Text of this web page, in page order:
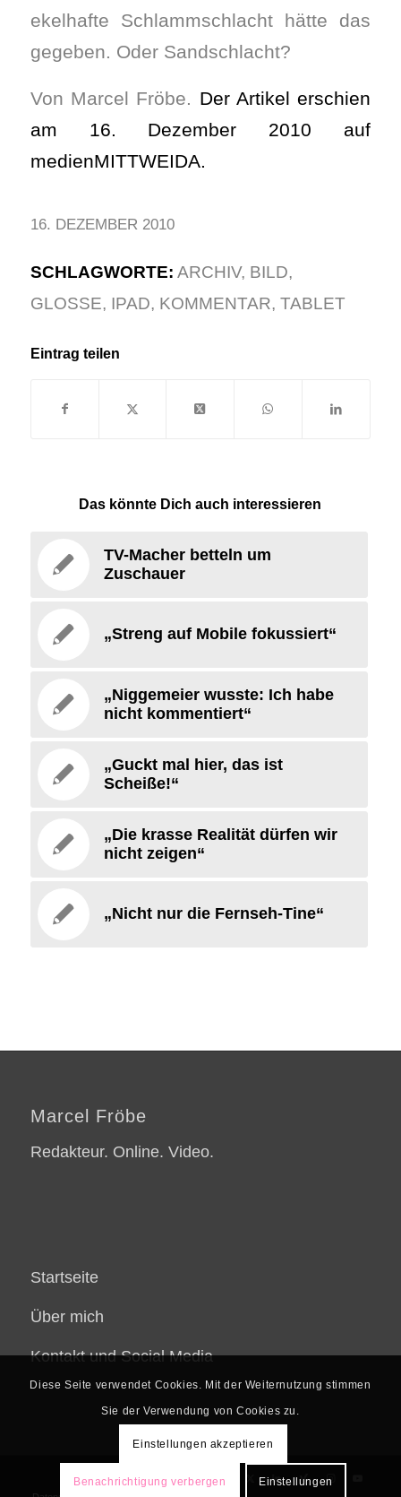
ekelhafte Schlammschlacht hätte das
gegeben. Oder Sandschlacht?
Von Marcel Fröbe. Der Artikel erschien
am 16. Dezember 2010 auf
medienMITTWEIDA.
16. DEZEMBER 2010
SCHLAGWORTE: ARCHIV, BILD,
GLOSSE, IPAD, KOMMENTAR, TABLET
Eintrag teilen
Das könnte Dich auch interessieren
TV-Macher betteln um
Zuschauer
„Streng auf Mobile fokussiert“
„Niggemeier wusste: Ich habe
nicht kommentiert“
„Guckt mal hier, das ist
Scheiße!“
„Die krasse Realität dürfen wir
nicht zeigen“
„Nicht nur die Fernseh-Tine“
Marcel Fröbe
Redakteur. Online. Video.
Startseite
Über mich
Kontakt und Social Media
Diese Seite verwendet Cookies. Mit der Weiternutzung stimmen
Sie der Verwendung von Cookies zu.
Einstellungen akzeptieren
Benachrichtigung verbergen Einstellungen